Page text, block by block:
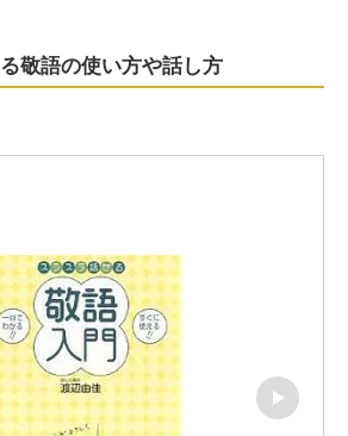
敬語の使い方や話し方